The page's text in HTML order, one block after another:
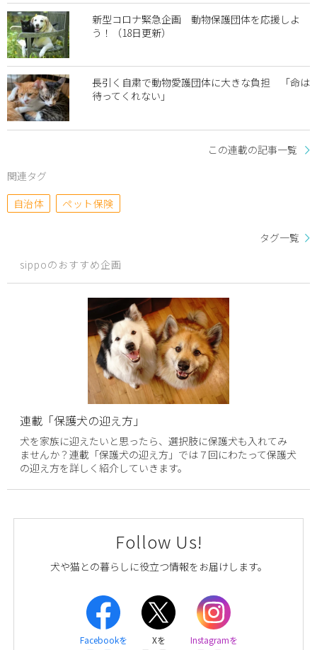
新型コロナ緊急企画 動物保護団体を応援しよ
う！（18日更新）
長引く自粛で動物愛護団体に大きな負担 「命は
待ってくれない」
この連載の記事一覧
関連タグ
自治体
ペット保険
タグ一覧
sippoのおすすめ企画
連載「保護犬の迎え方」
犬を家族に迎えたいと思ったら、選択肢に保護犬も入れてみ
ませんか？連載「保護犬の迎え方」では７回にわたって保護犬
の迎え方を詳しく紹介していきます。
Follow Us!
犬や猫との暮らしに役立つ情報をお届けします。
Facebookを
Xを
Instagramを